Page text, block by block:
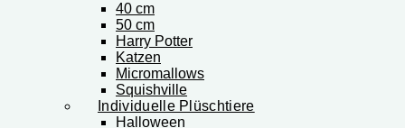
40 cm
50 cm
Harry Potter
Katzen
Micromallows
Squishville
Individuelle Plüschtiere
Halloween